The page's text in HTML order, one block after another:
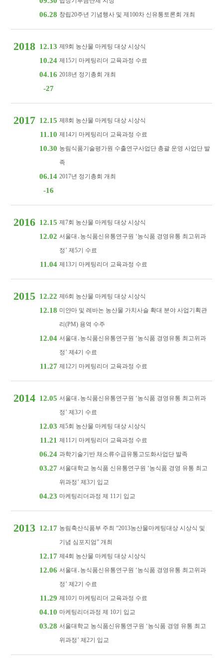
06.28 창립20주년 기념행사 및 제100차 신유통토론회 개최
2018 12.13 제9회 농산물 마케팅 대상 시상식
10.24 제15기 마케팅리더 교육과정 수료
04.16
-27
2018년 정기총회 개최
2017 12.15 제8회 농산물 마케팅 대상 시상식
11.10 제14기 마케팅리더 교육과정 수료
10.30 농림식품기술평가원 수출연구사업단 총괄 운영 사업단 발
족
06.14
-16
2017년 정기총회 개최
2016 12.15 제7회 농산물 마케팅 대상 시상식
12.02 서울대․농식품신유통연구원 ‘농식품 경영유통 최고위과
정’ 제5기 수료
11.04 제13기 마케팅리더 교육과정 수료
2015 12.22 제6회 농산물 마케팅 대상 시상식
12.18 미얀마 및 레바논 농산물 가치사슬 확대 분야 사업기획관
리(PM) 용역 수주
12.04 서울대․농식품신유통연구원 ‘농식품 경영유통 최고위과
정’ 제4기 수료
11.27 제12기 마케팅리더 교육과정 수료
2014 12.05 서울대․농식품신유통연구원 ‘농식품 경영유통 최고위과
정’ 제3기 수료
12.03 제5회 농산물 마케팅 대상 시상식
11.21 제11기 마케팅리더 교육과정 수료
06.24 과학기술기반 채소류수급유통고도화사업단 발족
03.27 서울대학교 농식품 신유통연구원 ‘농식품 경영 유통 최고
위과정’ 제3기 입교
04.23 마케팅리더과정 제 11기 입교
2013 12.17 농림축산식품부 주최 “2013농산물마케팅대상 시상식 및
기념 심포지엄” 개최
12.17 제4회 농산물 마케팅 대상 시상식
12.06 서울대․농식품신유통연구원 ‘농식품 경영유통 최고위과
정’ 제2기 수료
11.29 제10기 마케팅리더 교육과정 수료
04.10 마케팅리더과정 제 10기 입교
03.28 서울대학교 농식품신유통연구원 ‘농식품 경영 유통 최고
위과정’ 제2기 입교